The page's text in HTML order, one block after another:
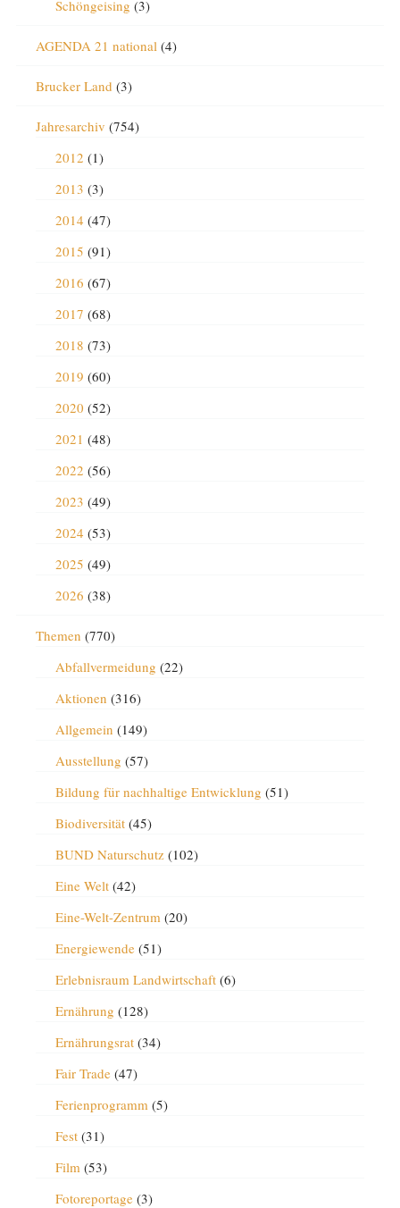
Schöngeising (3)
AGENDA 21 national (4)
Brucker Land (3)
Jahresarchiv (754)
2012 (1)
2013 (3)
2014 (47)
2015 (91)
2016 (67)
2017 (68)
2018 (73)
2019 (60)
2020 (52)
2021 (48)
2022 (56)
2023 (49)
2024 (53)
2025 (49)
2026 (38)
Themen (770)
Abfallvermeidung (22)
Aktionen (316)
Allgemein (149)
Ausstellung (57)
Bildung für nachhaltige Entwicklung (51)
Biodiversität(45)
BUND Naturschutz(102)
Eine Welt(42)
Eine-Welt-Zentrum (20)
Energiewende(51)
Erlebnisraum Landwirtschaft(6)
Ernährung (128)
Ernährungsrat(34)
Fair Trade(47)
Ferienprogramm (5)
Fest(31)
Film (53)
Fotoreportage(3)